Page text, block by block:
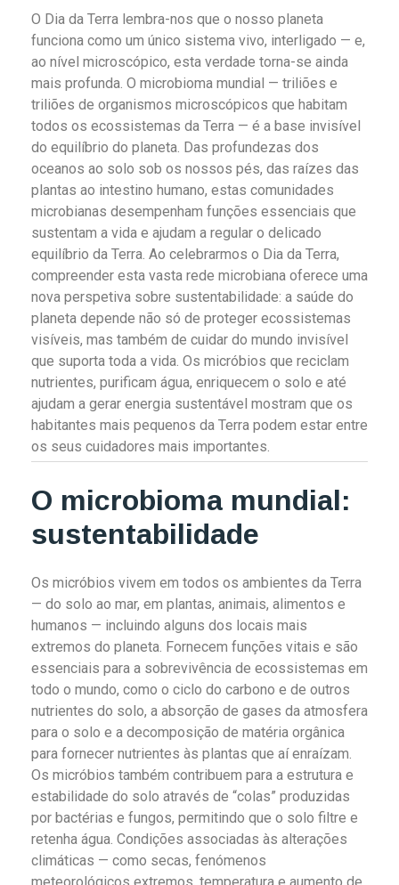
O Dia da Terra lembra-nos que o nosso planeta
funciona como um único sistema vivo, interligado — e,
ao nível microscópico, esta verdade torna-se ainda
mais profunda. O microbioma mundial — triliões e
triliões de organismos microscópicos que habitam
todos os ecossistemas da Terra — é a base invisível
do equilíbrio do planeta. Das profundezas dos
oceanos ao solo sob os nossos pés, das raízes das
plantas ao intestino humano, estas comunidades
microbianas desempenham funções essenciais que
sustentam a vida e ajudam a regular o delicado
equilíbrio da Terra. Ao celebrarmos o Dia da Terra,
compreender esta vasta rede microbiana oferece uma
nova perspetiva sobre sustentabilidade: a saúde do
planeta depende não só de proteger ecossistemas
visíveis, mas também de cuidar do mundo invisível
que suporta toda a vida. Os micróbios que reciclam
nutrientes, purificam água, enriquecem o solo e até
ajudam a gerar energia sustentável mostram que os
habitantes mais pequenos da Terra podem estar entre
os seus cuidadores mais importantes.
O microbioma mundial:
sustentabilidade
Os micróbios vivem em todos os ambientes da Terra
— do solo ao mar, em plantas, animais, alimentos e
humanos — incluindo alguns dos locais mais
extremos do planeta. Fornecem funções vitais e são
essenciais para a sobrevivência de ecossistemas em
todo o mundo, como o ciclo do carbono e de outros
nutrientes do solo, a absorção de gases da atmosfera
para o solo e a decomposição de matéria orgânica
para fornecer nutrientes às plantas que aí enraízam.
Os micróbios também contribuem para a estrutura e
estabilidade do solo através de “colas” produzidas
por bactérias e fungos, permitindo que o solo filtre e
retenha água. Condições associadas às alterações
climáticas — como secas, fenómenos